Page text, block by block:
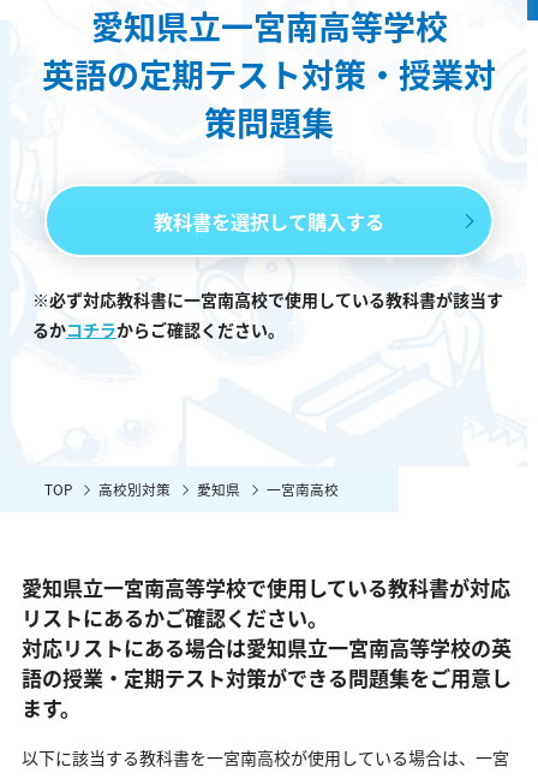
愛知県立一宮南高等学校
英語の定期テスト対策・授業対
策問題集
教科書を選択して購入する
※必ず対応教科書に一宮南高校で使用している教科書が該当す
るかコチラからご確認ください。
TOP 高校別対策 愛知県 一宮南高校
愛知県立一宮南高等学校で使用している教科書が対応
リストにあるかご確認ください。
対応リストにある場合は愛知県立一宮南高等学校の英
語の授業・定期テスト対策ができる問題集をご用意し
ます。
以下に該当する教科書を一宮南高校が使用している場合は、 一宮